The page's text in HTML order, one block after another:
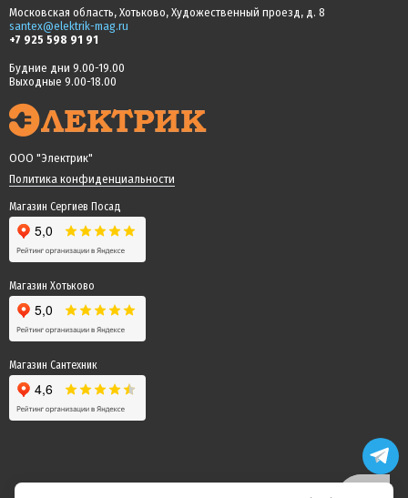
Московская область, Хотьково, Художественный проезд, д. 8
santex@elektrik-mag.ru
+7 925 598 91 91
Будние дни 9.00-19.00
Выходные 9.00-18.00
ООО "Электрик"
Политика конфиденциальности
Магазин Сергиев Посад
Магазин Хотьково
Магазин Сантехник